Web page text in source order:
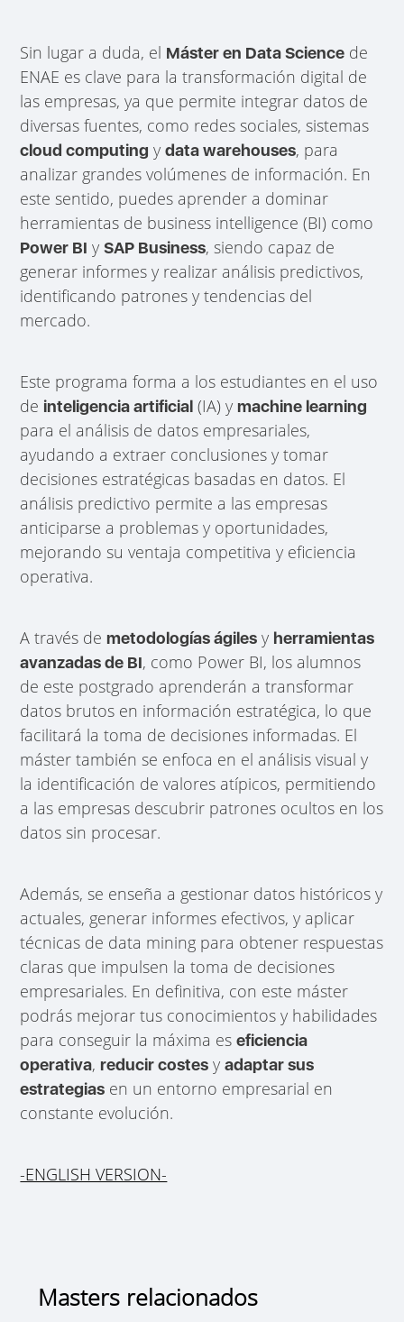
Sin lugar a duda, el Máster en Data Science de
ENAE es clave para la transformación digital de
las empresas, ya que permite integrar datos de
diversas fuentes, como redes sociales, sistemas
cloud computing ydata warehouses, para
analizar grandes volúmenes de información. En
este sentido, puedes aprender a dominar
herramientas de business intelligence (BI) como
Power BI ySAP Business, siendo capaz de
generar informes y realizar análisis predictivos,
identificando patrones y tendencias del
mercado.
Este programa forma a los estudiantes en el uso
de inteligencia artificial (IA) ymachine learning
para el análisis de datos empresariales,
ayudando a extraer conclusiones y tomar
decisiones estratégicas basadas en datos. El
análisis predictivo permite a las empresas
anticiparse a problemas y oportunidades,
mejorando su ventaja competitiva y eficiencia
operativa.
A través demetodologías ágiles y herramientas
avanzadas de BI, como Power BI, los alumnos
de este postgrado aprenderán a transformar
datos brutos en información estratégica, lo que
facilitará la toma de decisiones informadas. El
máster también se enfoca en el análisis visual y
la identificación de valores atípicos, permitiendo
a las empresas descubrir patrones ocultos en los
datos sin procesar.
Además, se enseña a gestionar datos históricos y
actuales, generar informes efectivos, y aplicar
técnicas de data mining para obtener respuestas
claras que impulsen la toma de decisiones
empresariales. En definitiva, con este máster
podrás mejorar tus conocimientos y habilidades
para conseguir la máxima eseficiencia
operativa,reducir costes yadaptar sus
estrategias en un entorno empresarial en
constante evolución.
-ENGLISH VERSION-
Masters relacionados